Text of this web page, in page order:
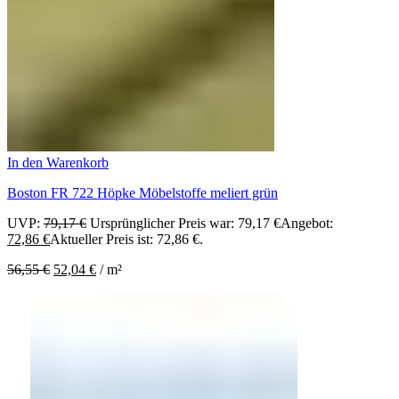
In den Warenkorb
Boston FR 722 Höpke Möbelstoffe meliert grün
UVP: 79,17€ Ursprünglicher Preis war: 79,17 €Angebot:
72,86 €Aktueller Preis ist: 72,86 €.
56,55€ 52,04 € /m²